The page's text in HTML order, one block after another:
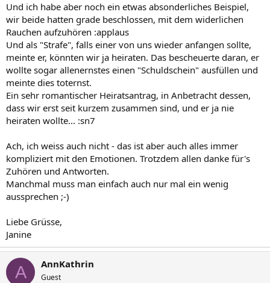
Und ich habe aber noch ein etwas absonderliches Beispiel,
wir beide hatten grade beschlossen, mit dem widerlichen
Rauchen aufzuhören :applaus
Und als "Strafe", falls einer von uns wieder anfangen sollte,
meinte er, könnten wir ja heiraten. Das bescheuerte daran, er
wollte sogar allenernstes einen "Schuldschein" ausfüllen und
meinte dies toternst.
Ein sehr romantischer Heiratsantrag, in Anbetracht dessen,
dass wir erst seit kurzem zusammen sind, und er ja nie
heiraten wollte... :sn7
Ach, ich weiss auch nicht - das ist aber auch alles immer
kompliziert mit den Emotionen. Trotzdem allen danke für's
Zuhören und Antworten.
Manchmal muss man einfach auch nur mal ein wenig
aussprechen ;-)
Liebe Grüsse,
Janine
A AnnKathrin
Guest